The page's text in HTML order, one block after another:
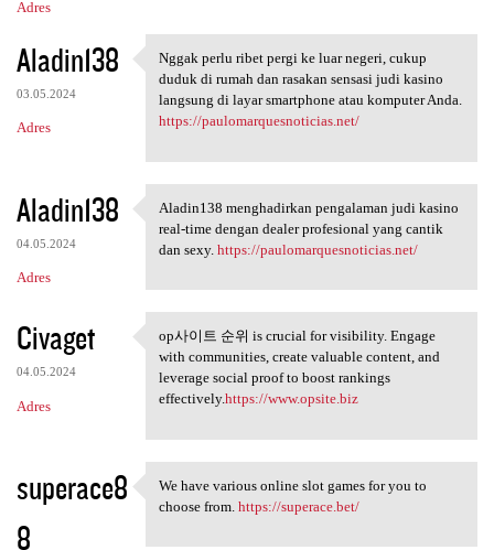
Adres
Aladin138
03.05.2024
Adres
Nggak perlu ribet pergi ke
Nggak perlu ribet pergi ke luar negeri, cukup
duduk di rumah dan rasakan sensasi judi kasino
langsung di layar smartphone atau komputer Anda.
https://paulomarquesnoticias.net/
Aladin138
04.05.2024
Adres
Aladin138 menghadirkan
Aladin138 menghadirkan pengalaman judi kasino
real-time dengan dealer profesional yang cantik
dan sexy. https://paulomarquesnoticias.net/
Civaget
04.05.2024
Adres
op사이트 순위 is crucial for
op사이트 순위 is crucial for visibility. Engage
with communities, create valuable content, and
leverage social proof to boost rankings
effectively.https://www.opsite.biz
superace8
8
We have various online slot
We have various online slot games for you to
choose from. https://superace.bet/